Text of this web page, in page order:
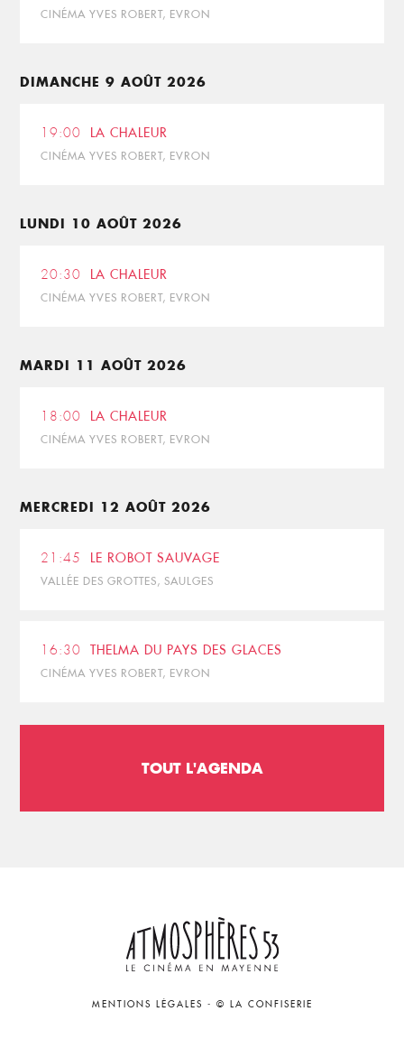
CINÉMA YVES ROBERT, EVRON
DIMANCHE 9 AOÛT 2026
19:00 LA CHALEUR
CINÉMA YVES ROBERT, EVRON
LUNDI 10 AOÛT 2026
20:30 LA CHALEUR
CINÉMA YVES ROBERT, EVRON
MARDI 11 AOÛT 2026
18:00 LA CHALEUR
CINÉMA YVES ROBERT, EVRON
MERCREDI 12 AOÛT 2026
21:45 LE ROBOT SAUVAGE
VALLÉE DES GROTTES, SAULGES
16:30 THELMA DU PAYS DES GLACES
CINÉMA YVES ROBERT, EVRON
TOUT L'AGENDA
MENTIONS LÉGALES - © LA CONFISERIE